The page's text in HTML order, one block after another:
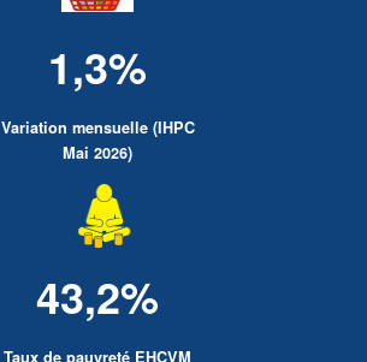
1,3%
Variation mensuelle (IHPC
Mai 2026)
43,2%
Taux de pauvreté EHCVM